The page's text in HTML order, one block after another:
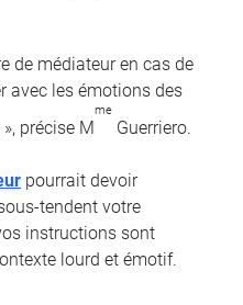
de médiateur en cas de
avec les émotions des
précise M
me
Guerriero.
pourrait devoir
tendent votre
instructions sont
lourd et émotif.